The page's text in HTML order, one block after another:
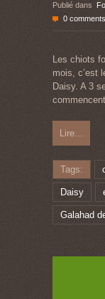
Publié dans
0 comments
Les chiots
mois, c’est
Daisy. A 3
Lire...
Tags:
Daisy
Galahad